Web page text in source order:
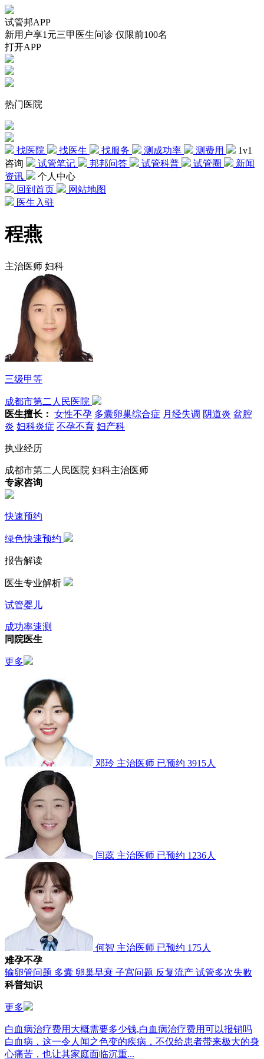
试管邦APP
新用户享1元三甲医生问诊 仅限前100名
打开APP
热门医院
找医院 找医生 找服务 测成功率 测费用
1v1
咨询
试管笔记 邦邦问答 试管科普 试管圈
新闻
资讯
个人中心
回到首页
网站地图
医生入驻
程燕
主治医师 妇科
三级甲等
成都市第二人民医院
医生擅长： 女性不孕 多囊卵巢综合症 月经失调 阴道炎 盆腔
炎 妇科炎症 不孕不育 妇产科
执业经历
成都市第二人民医院 妇科主治医师
专家咨询
快速预约
绿色快速预约
报告解读
医生专业解析
试管婴儿
成功率速测
同院医生
更多
邓玲 主治医师 已预约 3915人
闫蕊 主治医师 已预约 1236人
何智 主治医师 已预约 175人
难孕不孕
输卵管问题 多囊 卵巢早衰 子宫问题 反复流产 试管多次失败
科普知识
更多
白血病治疗费用大概需要多少钱,白血病治疗费用可以报销吗
白血病，这一令人闻之色变的疾病，不仅给患者带来极大的身
心痛苦，也让其家庭面临沉重...